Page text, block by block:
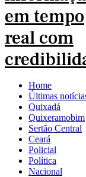
Home
Últimas
Quixadá
Quixeramobim
Sertão Central
Ceará
Policial
Política
Nacional